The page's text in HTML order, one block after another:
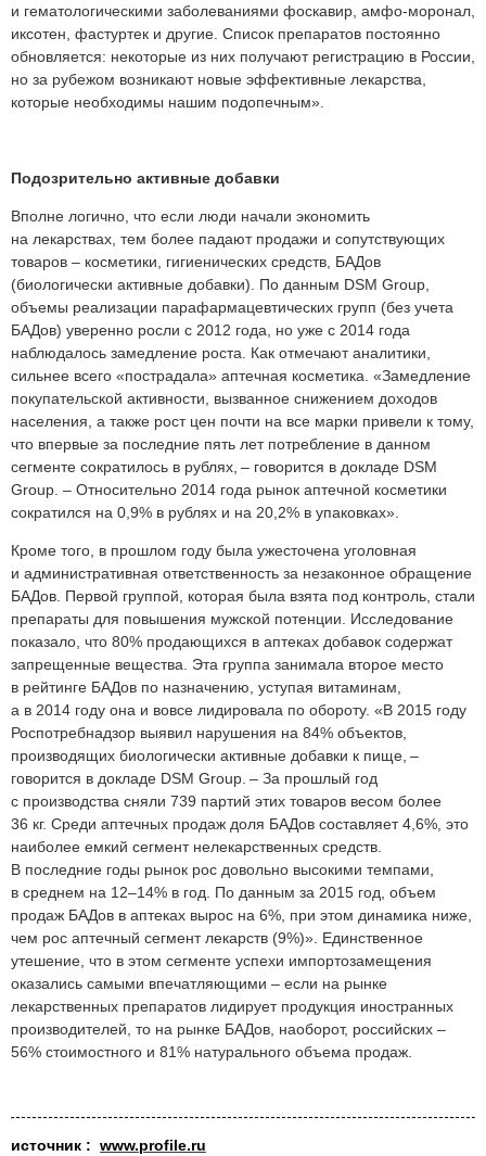
и гематологическими заболеваниями фоскавир, амфо-моронал,
иксотен, фастуртек и другие. Список препаратов постоянно
обновляется: некоторые из них получают регистрацию в России,
но за рубежом возникают новые эффективные лекарства,
которые необходимы нашим подопечным».
Подозрительно активные добавки
Вполне логично, что если люди начали экономить
на лекарствах, тем более падают продажи и сопутствующих
товаров – косметики, гигиенических средств, БАДов
(биологически активные добавки). По данным DSM Group,
объемы реализации парафармацевтических групп (без учета
БАДов) уверенно росли с 2012 года, но уже с 2014 года
наблюдалось замедление роста. Как отмечают аналитики,
сильнее всего «пострадала» аптечная косметика. «Замедление
покупательской активности, вызванное снижением доходов
населения, а также рост цен почти на все марки привели к тому,
что впервые за последние пять лет потребление в данном
сегменте сократилось в рублях, – говорится в докладе DSM
Group. – Относительно 2014 года рынок аптечной косметики
сократился на 0,9% в рублях и на 20,2% в упаковках».
Кроме того, в прошлом году была ужесточена уголовная
и административная ответственность за незаконное обращение
БАДов. Первой группой, которая была взята под контроль, стали
препараты для повышения мужской потенции. Исследование
показало, что 80% продающихся в аптеках добавок содержат
запрещенные вещества. Эта группа занимала второе место
в рейтинге БАДов по назначению, уступая витаминам,
а в 2014 году она и вовсе лидировала по обороту. «В 2015 году
Роспотребнадзор выявил нарушения на 84% объектов,
производящих биологически активные добавки к пище, –
говорится в докладе DSM Group. – За прошлый год
с производства сняли 739 партий этих товаров весом более
36 кг. Среди аптечных продаж доля БАДов составляет 4,6%, это
наиболее емкий сегмент нелекарственных средств.
В последние годы рынок рос довольно высокими темпами,
в среднем на 12–14% в год. По данным за 2015 год, объем
продаж БАДов в аптеках вырос на 6%, при этом динамика ниже,
чем рос аптечный сегмент лекарств (9%)». Единственное
утешение, что в этом сегменте успехи импортозамещения
оказались самыми впечатляющими – если на рынке
лекарственных препаратов лидирует продукция иностранных
производителей, то на рынке БАДов, наоборот, российских –
56% стоимостного и 81% натурального объема продаж.
источник : www.profile.ru